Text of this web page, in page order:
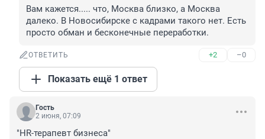
Вам кажется..... что, Москва близко, а Москва
далеко. В Новосибирске с кадрами такого нет. Есть
просто обман и бесконечные переработки.
ОТВЕТИТЬ +2 –0
Показать ещё 1 ответ
Гость
2 июня, 07:09
"HR-терапевт бизнеса"